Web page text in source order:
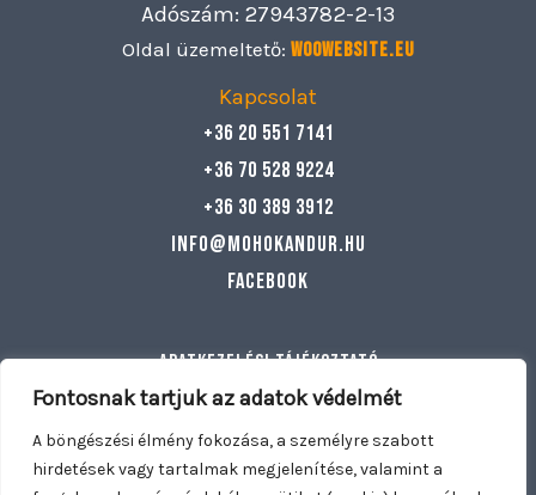
Fontosnak tartjuk az adatok védelmét
A böngészési élmény fokozása, a személyre szabott
hirdetések vagy tartalmak megjelenítése, valamint a
Adószám: 27943782-2-13
Oldal üzemeltető: Woowebsite.eu
Kapcsolat
+36 20 551 7141
+36 70 528 9224
+36 30 389 3912
info@mohokandur.hu
Facebook
Adatkezelési tájékoztató
Általános szerződési feltételek
Egyéb információ